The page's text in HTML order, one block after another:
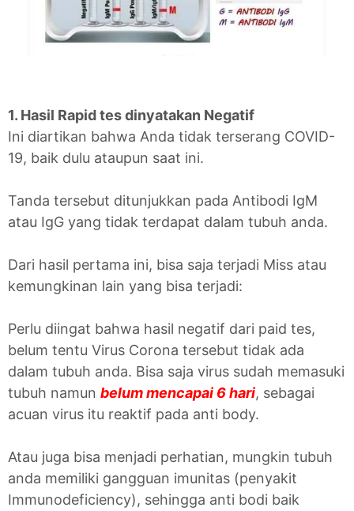
1. Hasil Rapid tes dinyatakan Negatif
Ini diartikan bahwa Anda tidak terserang COVID-
19, baik dulu ataupun saat ini.
Tanda tersebut ditunjukkan pada Antibodi IgM
atau IgG yang tidak terdapat dalam tubuh anda.
Dari hasil pertama ini, bisa saja terjadi Miss atau
kemungkinan lain yang bisa terjadi:
Perlu diingat bahwa hasil negatif dari paid tes,
belum tentu Virus Corona tersebut tidak ada
dalam tubuh anda. Bisa saja virus sudah memasuki
tubuh namun belum mencapai 6 hari, sebagai
acuan virus itu reaktif pada anti body.
Atau juga bisa menjadi perhatian, mungkin tubuh
anda memiliki gangguan imunitas (penyakit
Immunodeficiency), sehingga anti bodi baik